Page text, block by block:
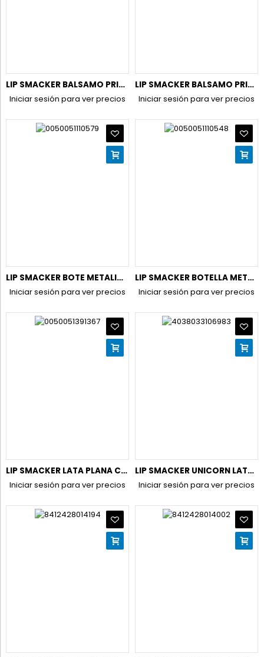
LIP SMACKER BALSAMO PRINCESA BLANCANIEVES CHERRY KISS R-6
Iniciar sesión para ver precios
LIP SMACKER BALSAMO PRINCESA RAPUNZEL MAGICAL GLOW BERRY R-6
Iniciar sesión para ver precios
LIP SMACKER BOTE METALICO COCA COLA CLASSIC + 6 BALSAMOS
Iniciar sesión para ver precios
LIP SMACKER BOTELLA METALICA COCA COLA+ 6 BALSAMOS
Iniciar sesión para ver precios
LIP SMACKER LATA PLANA COCA COLA + 6 BALSAMOS
Iniciar sesión para ver precios
LIP SMACKER UNICORN LATA (BRILLOS+POLVOS+CREMAS+ACCE.PELO)
Iniciar sesión para ver precios